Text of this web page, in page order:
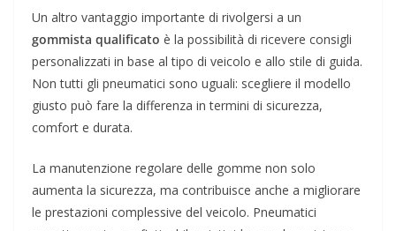
Un altro vantaggio importante di rivolgersi a un
gommista qualificato è la possibilità di ricevere consigli
personalizzati in base al tipo di veicolo e allo stile di guida.
Non tutti gli pneumatici sono uguali: scegliere il modello
giusto può fare la differenza in termini di sicurezza,
comfort e durata.
La manutenzione regolare delle gomme non solo
aumenta la sicurezza, ma contribuisce anche a migliorare
le prestazioni complessive del veicolo. Pneumatici